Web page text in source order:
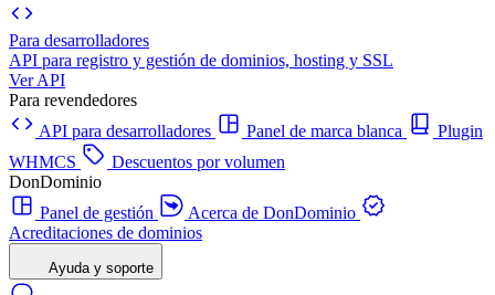
Para desarrolladores
API para registro y gestión de dominios, hosting y SSL
Ver API
Para revendedores
API para desarrolladores
Panel de marca blanca
Plugin
WHMCS
Descuentos por volumen
DonDominio
Panel de gestión
Acerca de DonDominio
Acreditaciones de dominios
Ayuda y soporte